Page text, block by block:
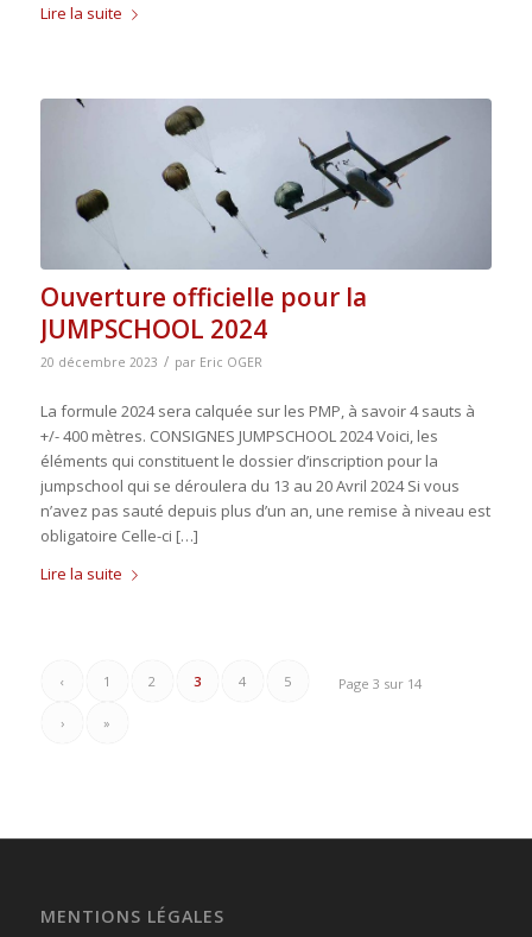
Lire la suite
Ouverture officielle pour la
JUMPSCHOOL 2024
20 décembre 2023 / par Eric OGER
La formule 2024 sera calquée sur les PMP, à savoir 4 sauts à
+/- 400 mètres. CONSIGNES JUMPSCHOOL 2024 Voici, les
éléments qui constituent le dossier d’inscription pour la
jumpschool qui se déroulera du 13 au 20 Avril 2024 Si vous
n’avez pas sauté depuis plus d’un an, une remise à niveau est
obligatoire Celle-ci […]
Lire la suite
Page 3 sur 14
‹ 1 2 3 4 5
› »
MENTIONS LÉGALES